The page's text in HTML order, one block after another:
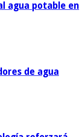
agua potable en
de agua